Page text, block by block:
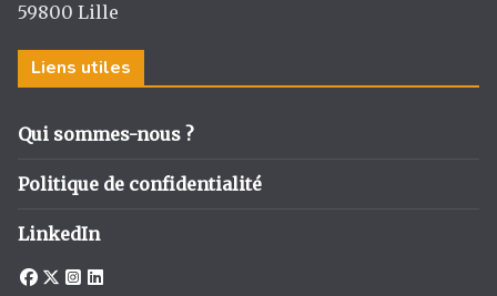
59800 Lille
Liens utiles
Qui sommes-nous ?
Politique de confidentialité
LinkedIn